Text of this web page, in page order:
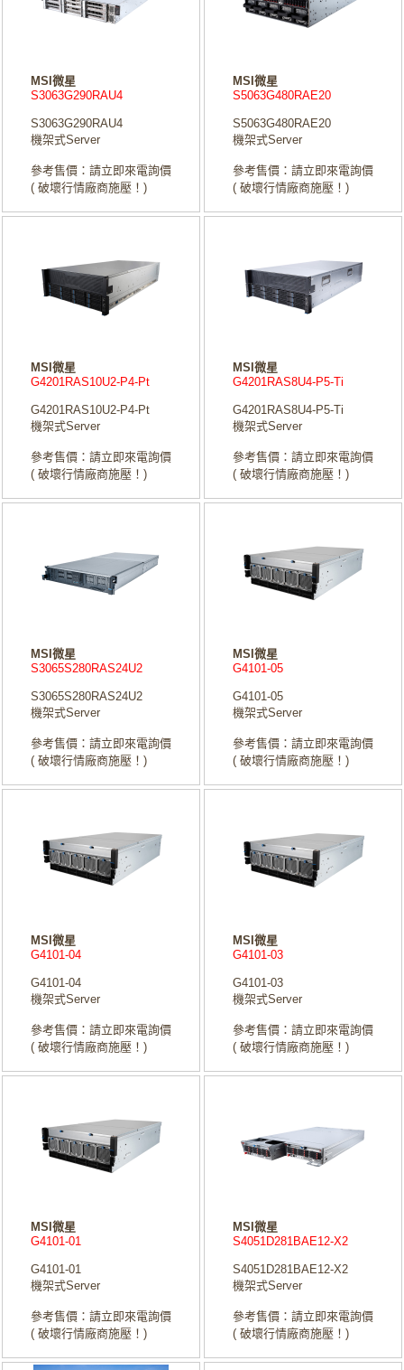
MSI微星
S3063G290RAU4
S3063G290RAU4
機架式Server
參考售價：請立即來電詢價
( 破壞行情廠商施壓！)
MSI微星
S5063G480RAE20
S5063G480RAE20
機架式Server
參考售價：請立即來電詢價
( 破壞行情廠商施壓！)
MSI微星
G4201RAS10U2-P4-Pt
G4201RAS10U2-P4-Pt
機架式Server
參考售價：請立即來電詢價
( 破壞行情廠商施壓！)
MSI微星
G4201RAS8U4-P5-Ti
G4201RAS8U4-P5-Ti
機架式Server
參考售價：請立即來電詢價
( 破壞行情廠商施壓！)
MSI微星
S3065S280RAS24U2
S3065S280RAS24U2
機架式Server
參考售價：請立即來電詢價
( 破壞行情廠商施壓！)
MSI微星
G4101-05
G4101-05
機架式Server
參考售價：請立即來電詢價
( 破壞行情廠商施壓！)
MSI微星
G4101-04
G4101-04
機架式Server
參考售價：請立即來電詢價
( 破壞行情廠商施壓！)
MSI微星
G4101-03
G4101-03
機架式Server
參考售價：請立即來電詢價
( 破壞行情廠商施壓！)
MSI微星
G4101-01
G4101-01
機架式Server
參考售價：請立即來電詢價
( 破壞行情廠商施壓！)
MSI微星
S4051D281BAE12-X2
S4051D281BAE12-X2
機架式Server
參考售價：請立即來電詢價
( 破壞行情廠商施壓！)